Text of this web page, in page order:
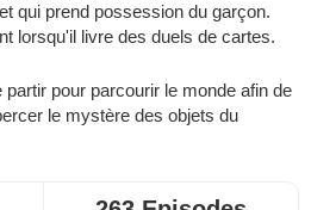
qui prend possession du garçon.
lorsqu'il livre des duels de cartes.
pour parcourir le monde afin de
le mystère des objets du